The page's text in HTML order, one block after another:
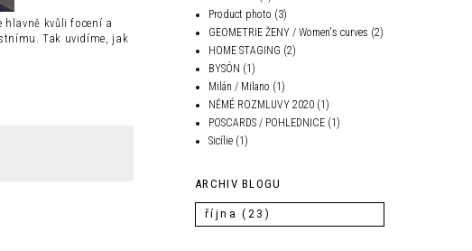
kvůli focení a
Tak uvidíme, jak
Product photo (3)
GEOMETRIE ŽENY / Women's curves (2)
HOME STAGING (2)
BYSÓN (1)
Milán / Milano (1)
NĚMÉ ROZMLUVY 2020 (1)
POSCARDS / POHLEDNICE (1)
Sicílie (1)
ARCHIV BLOGU